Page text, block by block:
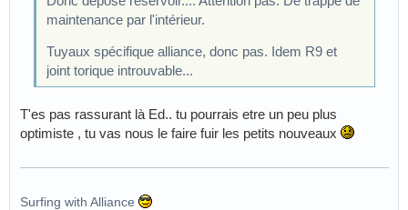
maintenance par l'intérieur.
Tuyaux spécifique alliance, donc pas. Idem R9 et
joint torique introuvable...
T'es pas rassurant là Ed.. tu pourrais etre un peu plus
optimiste , tu vas nous le faire fuir les petits nouveaux
Surfing with Alliance